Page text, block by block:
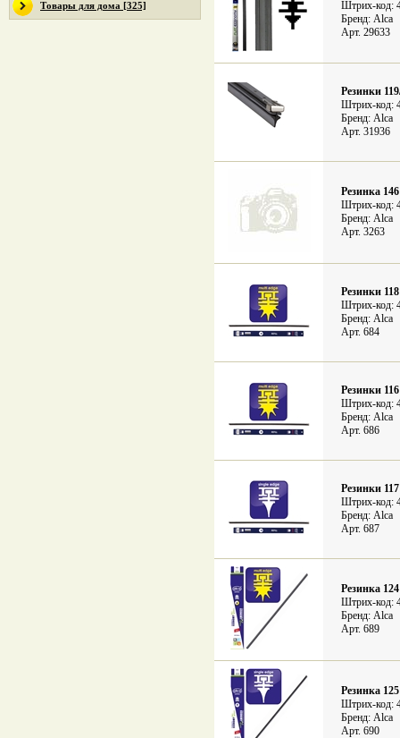
Товары для дома [325]
Штрих-код:
Бренд: Alca
Арт. 29633
Резинки
Штрих-код:
Бренд: Alca
Арт. 31936
Резинка
Штрих-код:
Бренд: Alca
Арт. 3263
Резинки
Штрих-код:
Бренд: Alca
Арт. 684
Резинки
Штрих-код:
Бренд: Alca
Арт. 686
Резинки
Штрих-код:
Бренд: Alca
Арт. 687
Резинка
Штрих-код:
Бренд: Alca
Арт. 689
Резинка
Штрих-код:
Бренд: Alca
Арт. 690